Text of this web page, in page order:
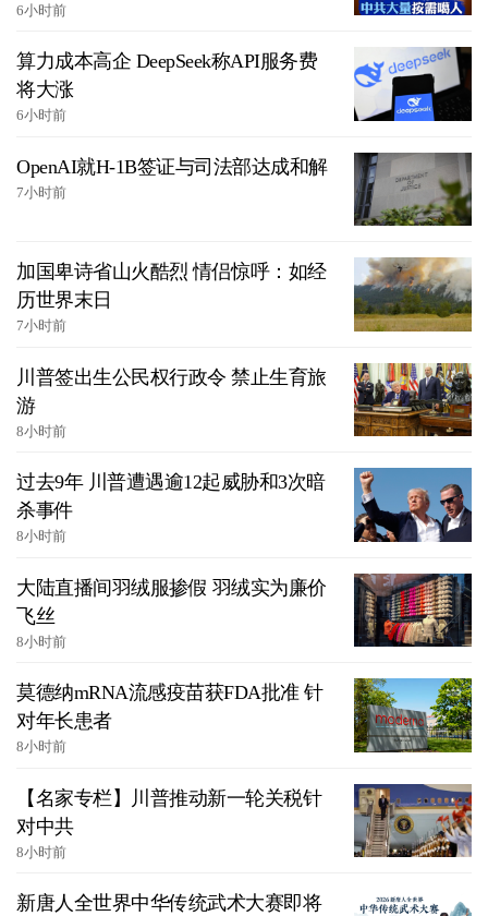
6小时前
算力成本高企 DeepSeek称API服务费
将大涨
6小时前
OpenAI就H-1B签证与司法部达成和解
7小时前
加国卑诗省山火酷烈 情侣惊呼：如经
历世界末日
7小时前
川普签出生公民权行政令 禁止生育旅
游
8小时前
过去9年 川普遭遇逾12起威胁和3次暗
杀事件
8小时前
大陆直播间羽绒服掺假 羽绒实为廉价
飞丝
8小时前
莫德纳mRNA流感疫苗获FDA批准 针
对年长患者
8小时前
【名家专栏】川普推动新一轮关税针
对中共
8小时前
新唐人全世界中华传统武术大赛即将